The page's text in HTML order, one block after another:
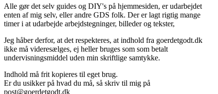
Alle gør det selv guides og DIY's på hjemmesiden, er udarbejdet
enten af mig selv, eller andre GDS folk. Der er lagt rigtig mange
timer i at udarbejde arbejdstegninger, billeder og tekster,
Jeg håber derfor, at det respekteres, at indhold fra goerdetgodt.dk
ikke må videresælges, ej heller bruges som som betalt
undervisningsmiddel uden min skriftlige samtykke.
Indhold må frit kopieres til eget brug.
Er du usikker på hvad du må, så skriv til mig på
post@goerdetgodt.dk